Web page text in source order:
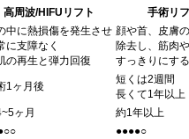
高周波/HIFUリフト 手術リ
中に熱損傷を発生させ
に支障なく
の再生と弾力回復
顔や首、皮膚
除去し、筋肉
すっきりにす
1ヶ月後
短くは2週間
長くて1年以上
ヶ月 約1年以上
●●●●○